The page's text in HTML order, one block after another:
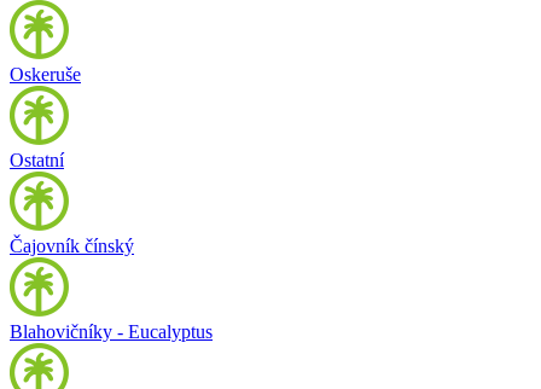
Oskeruše
Ostatní
Čajovník čínský
Blahovičníky - Eucalyptus